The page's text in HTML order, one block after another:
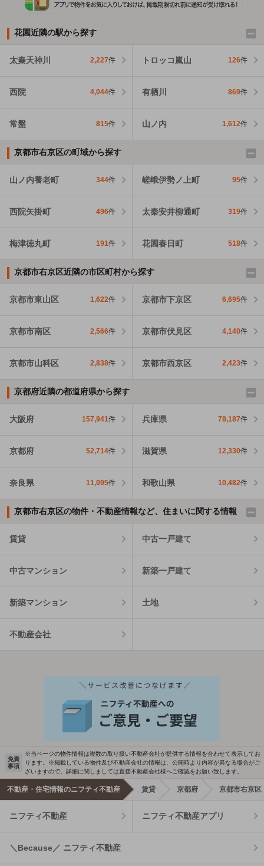
花園近隣の駅から探す
太秦天神川 2,227件 トロッコ嵐山 126件
西院 4,044件 有栖川 869件
常盤 815件 山ノ内 1,612件
京都市右京区の町域から探す
山ノ内養老町 344件 嵯峨伊勢ノ上町 95件
西院矢掛町 496件 太秦安井柳通町 319件
梅津徳丸町 191件 花園春日町 518件
京都市右京区近隣の市区町村から探す
京都市東山区 1,622件 京都市下京区 6,695件
京都市南区 2,566件 京都市伏見区 4,140件
京都市山科区 2,838件 京都市西京区 2,423件
京都府近隣の都道府県から探す
大阪府 157,941件 兵庫県 78,187件
京都府 52,714件 滋賀県 12,330件
奈良県 11,095件 和歌山県 10,482件
京都市右京区の物件・不動産情報など、住まいに関する情報
賃貸 中古一戸建て
中古マンション 新築一戸建て
新築マンション 土地
不動産会社
免責
事項
※当ページの物件情報は複数の取り扱い不動産会社が提供する情報を合わせて表示してお
ります。※掲載している物件及び不動産会社の情報は、公開時より内容が異なる場合がご
ざいますので、詳細に関しましては直接不動産会社様へご確認をお願い致します。
不動産・住宅情報のニフティ不動産 賃貸 京都府 京都市右京区
ニフティ不動産 ニフティ不動産アプリ
＼Because／ ニフティ不動産